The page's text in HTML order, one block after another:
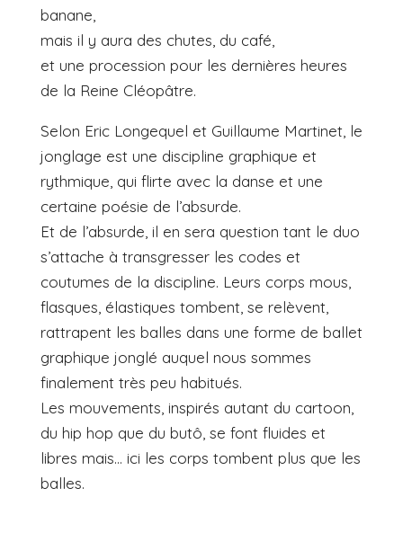
banane,
mais il y aura des chutes, du café,
et une procession pour les dernières heures
de la Reine Cléopâtre.
Selon Eric Longequel et Guillaume Martinet, le
jonglage est une discipline graphique et
rythmique, qui flirte avec la danse et une
certaine poésie de l’absurde.
Et de l’absurde, il en sera question tant le duo
s’attache à transgresser les codes et
coutumes de la discipline. Leurs corps mous,
flasques, élastiques tombent, se relèvent,
rattrapent les balles dans une forme de ballet
graphique jonglé auquel nous sommes
finalement très peu habitués.
Les mouvements, inspirés autant du cartoon,
du hip hop que du butô, se font fluides et
libres mais… ici les corps tombent plus que les
balles.